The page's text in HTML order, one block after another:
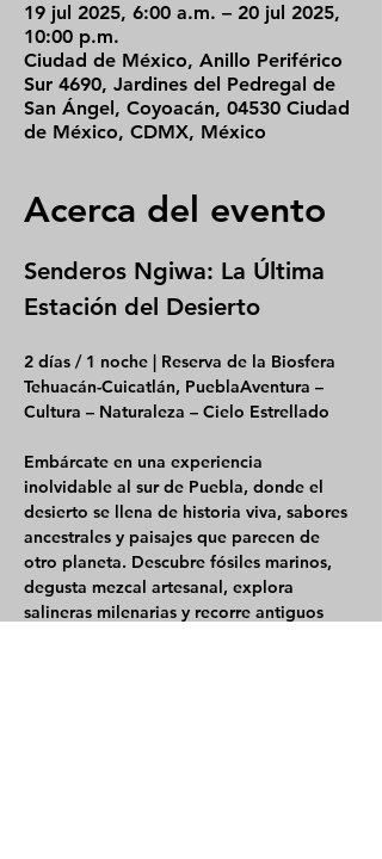
19 jul 2025, 6:00 a.m. – 20 jul 2025,
10:00 p.m.
Ciudad de México, Anillo Periférico
Sur 4690, Jardines del Pedregal de
San Ángel, Coyoacán, 04530 Ciudad
de México, CDMX, México
Acerca del evento
Senderos Ngiwa: La Última
Estación del Desierto
2 días / 1 noche | Reserva de la Biosfera
Tehuacán-Cuicatlán, PueblaAventura –
Cultura – Naturaleza – Cielo Estrellado
Embárcate en una experiencia
inolvidable al sur de Puebla, donde el
desierto se llena de historia viva, sabores
ancestrales y paisajes que parecen de
otro planeta. Descubre fósiles marinos,
degusta mezcal artesanal, explora
salineras milenarias y recorre antiguos